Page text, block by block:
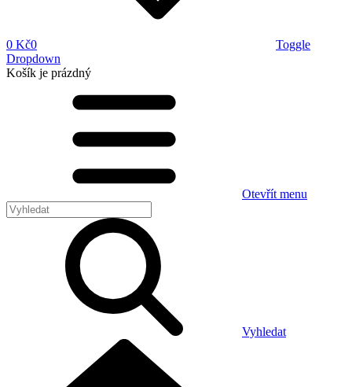
0 Kč0
Toggle
Dropdown
Košík je prázdný
Otevřít menu
Vyhledat